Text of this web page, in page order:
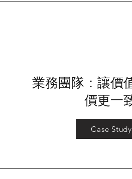
業務團隊：讓價
價更一
Case Study